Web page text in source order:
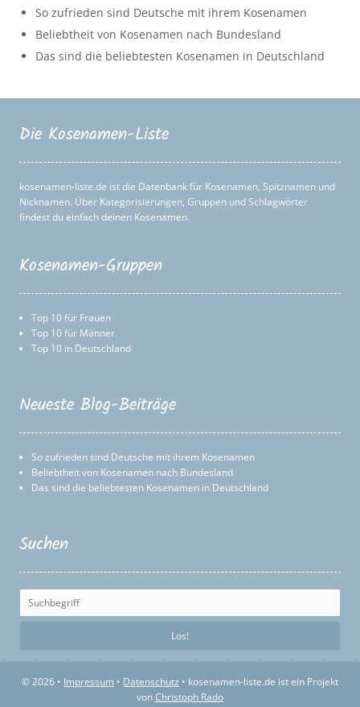
So zufrieden sind Deutsche mit ihrem Kosenamen
Beliebtheit von Kosenamen nach Bundesland
Das sind die beliebtesten Kosenamen in Deutschland
Die Kosenamen-Liste
kosenamen-liste.de ist die Datenbank für Kosenamen, Spitznamen und
Nicknamen. Über Kategorisierungen, Gruppen und Schlagwörter
findest du einfach deinen Kosenamen.
Kosenamen-Gruppen
Top 10 für Frauen
Top 10 für Männer
Top 10 in Deutschland
Neueste Blog-Beiträge
So zufrieden sind Deutsche mit ihrem Kosenamen
Beliebtheit von Kosenamen nach Bundesland
Das sind die beliebtesten Kosenamen in Deutschland
Suchen
© 2026 • Impressum • Datenschutz • kosenamen-liste.de ist ein Projekt
vonChristoph Rado